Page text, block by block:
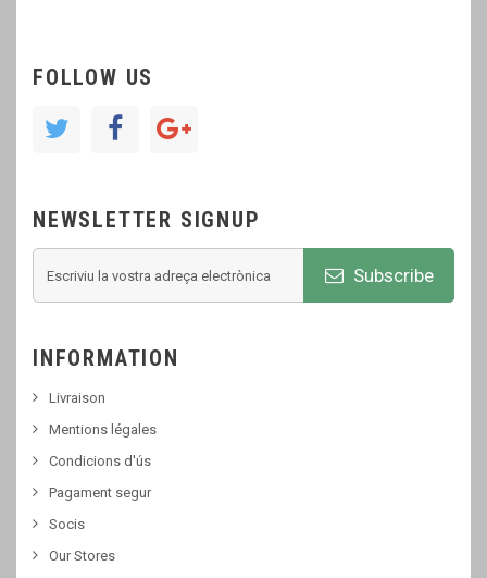
FOLLOW US
NEWSLETTER SIGNUP
Subscribe
INFORMATION
Livraison
Mentions légales
Condicions d'ús
Pagament segur
Socis
Our Stores